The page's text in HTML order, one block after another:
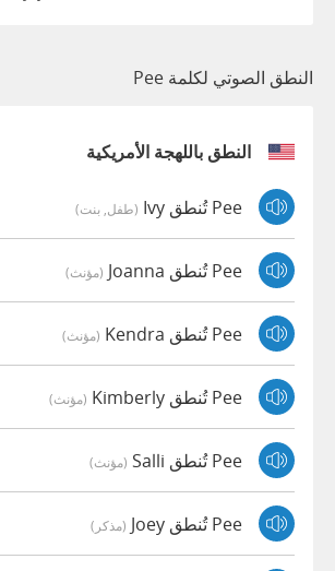
النطق الصوتي لكلمة Pee
النطق باللهجة الأمريكية
Pee تُنطق Ivy (طفل, بنت)
Pee تُنطق Joanna (مؤنث)
Pee تُنطق Kendra (مؤنث)
Pee تُنطق Kimberly (مؤنث)
Pee تُنطق Salli (مؤنث)
Pee تُنطق Joey (مذكر)